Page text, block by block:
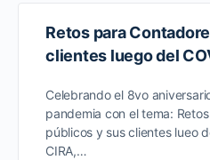
Retos para
clientes luego del
Celebrando el 8vo
pandemia con el tema:
públicos y sus clientes lueo
CIRA,…